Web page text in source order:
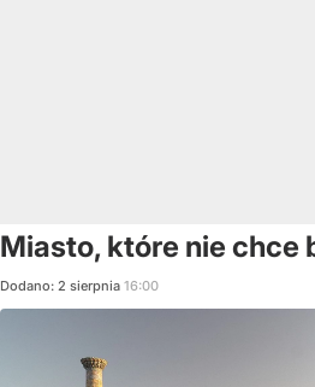
Miasto, które nie chce
Dodano: 2 sierpnia 16:00